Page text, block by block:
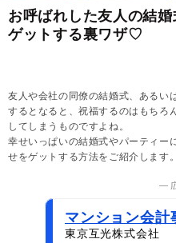
お呼ばれした友人の結
ゲットする裏ワザ♡
友人や会社の同僚の結婚式、あるい
するとなると、祝福するのはもちろ
してしまうものですよね。
幸せいっぱいの結婚式やパーティー
せをゲットする方法をご紹介します。
―
マンション会計
東京互光株式会社